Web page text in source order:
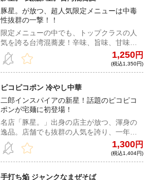
豚星。が放つ、超人気限定メニューは中毒
性抜群の一撃！！
限定メニューの中でも、トップクラスの人
気を誇る台湾混蕎麦！辛味、旨味、甘味が
渾然一体となり、ワシワシ麺のパンチ力も
相まって、アトラクションさながらの楽し
さを堪能できる。
1,250円
(税込1,350円)
ピコピコポン 冷やし中華
二郎インスパイアの新星！話題のピコピコ
ポンが宅麺に初登場！
名店「豚星。」出身の店主が放つ、渾身の
逸品。店舗でも抜群の人気を誇り、一年を
通して販売をしている「冷やし中華」。さ
っぱりとこってりの究極の融合だ。
1,300円
(税込1,404円)
手打ち焔 ジャンクなまぜそば